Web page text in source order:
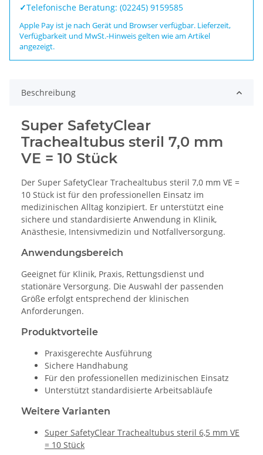
✓Telefonische Beratung: (02245) 9159585
Apple Pay ist je nach Gerät und Browser verfügbar. Lieferzeit,
Verfügbarkeit und MwSt.-Hinweis gelten wie am Artikel
angezeigt.
Beschreibung
Super SafetyClear
Trachealtubus steril 7,0 mm
VE = 10 Stück
Der Super SafetyClear Trachealtubus steril 7,0 mm VE =
10 Stück ist für den professionellen Einsatz im
medizinischen Alltag konzipiert. Er unterstützt eine
sichere und standardisierte Anwendung in Klinik,
Anästhesie, Intensivmedizin und Notfallversorgung.
Anwendungsbereich
Geeignet für Klinik, Praxis, Rettungsdienst und
stationäre Versorgung. Die Auswahl der passenden
Größe erfolgt entsprechend der klinischen
Anforderungen.
Produktvorteile
Praxisgerechte Ausführung
Sichere Handhabung
Für den professionellen medizinischen Einsatz
Unterstützt standardisierte Arbeitsabläufe
Weitere Varianten
Super SafetyClear Trachealtubus steril 6,5 mm VE
= 10 Stück